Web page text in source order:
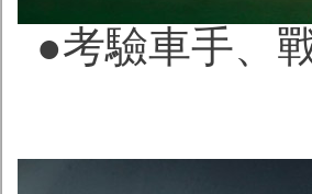
●考驗車手、